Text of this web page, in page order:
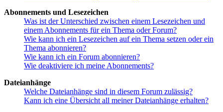
Abonnements und Lesezeichen
Was ist der Unterschied zwischen einem Lesezeichen und
einem Abonnements für ein Thema oder Forum?
Wie kann ich ein Lesezeichen auf ein Thema setzen oder ein
Thema abonnieren?
Wie kann ich ein Forum abonnieren?
Wie deaktiviere ich meine Abonnements?
Dateianhänge
Welche Dateianhänge sind in diesem Forum zulässig?
Kann ich eine Übersicht all meiner Dateianhänge erhalten?